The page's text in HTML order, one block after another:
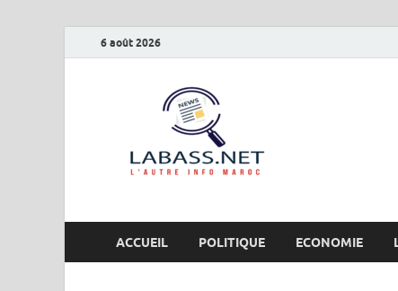
6 août 2026
ACCUEIL POLITIQUE ECONOMIE